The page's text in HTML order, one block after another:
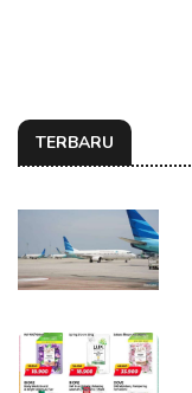
TERBARU